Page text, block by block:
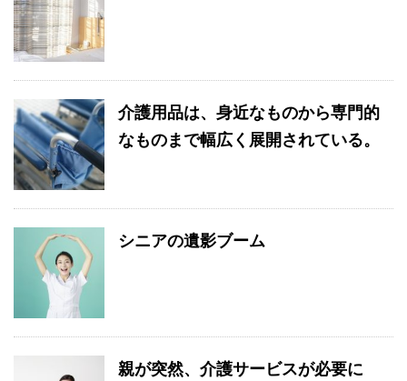
介護用品は、身近なものから専門的
なものまで幅広く展開されている。
シニアの遺影ブーム
親が突然、介護サービスが必要に